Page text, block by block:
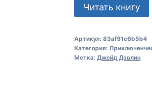
Читать книгу
Артикул: 83af91c6b5b4
Категория:
Метка: Джейд Дэвлин